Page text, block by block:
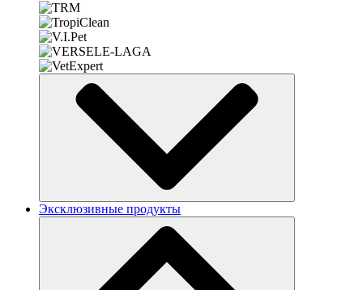
Эксклюзивные продукты